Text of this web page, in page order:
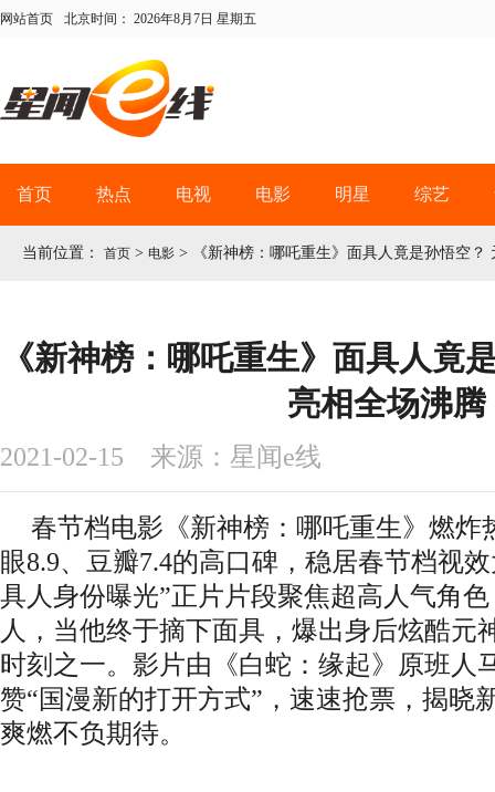
网站首页 北京时间： 2026年8月7日 星期五
首页 热点 电视 电影 明星 综艺
当前位置： 首页 > 电影 > 《新神榜：哪吒重生》面具人竟是孙悟空
《新神榜：哪吒重生》面具人竟
亮相全场沸腾
2021-02-15 来源：星闻e线
春节档电影 《新神榜 ：哪吒重生》 燃炸
眼8.9、豆瓣7.4的高口碑，稳居春节档视
具人身份曝光”正片片段聚焦超高人气角
人，当他终于摘下面具，爆出身后炫酷元
时刻之一。 影片由《白蛇：缘起》原班人
赞“国漫新的打开方式”， 速速抢票， 揭晓
爽燃不负期待。